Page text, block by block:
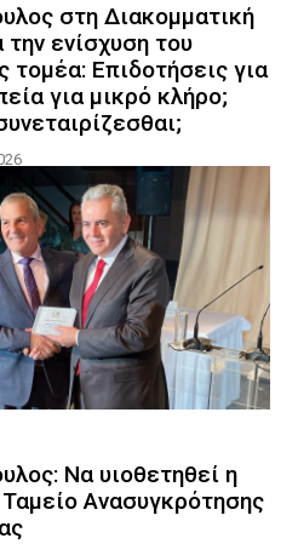
στη Διακομματική
την ενίσχυση του
τομέα: Επιδοτήσεις για
για μικρό κλήρο;
Να υιοθετηθεί η
Ανασυγκρότησης